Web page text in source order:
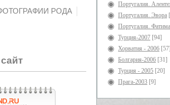
Португалия.
Португалия. Эвора
Португалия. Фатима
Турция-2007 [94]
Хорватия - 2006 [57]
Болгария-2006 [31]
Турция - 2005 [20]
Прага-2003 [9]
РОДА